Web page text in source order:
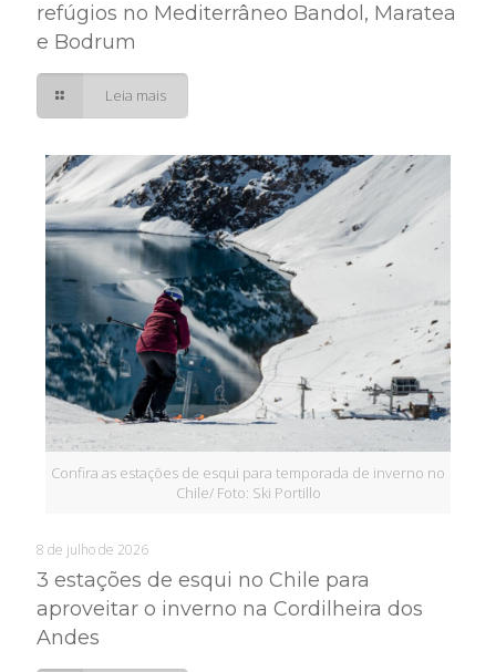
refúgios no Mediterrâneo Bandol, Maratea
e Bodrum
Leia mais
Confira as estações de esqui para temporada de inverno no
Chile/ Foto: Ski Portillo
8 de julho de 2026
3 estações de esqui no Chile para
aproveitar o inverno na Cordilheira dos
Andes